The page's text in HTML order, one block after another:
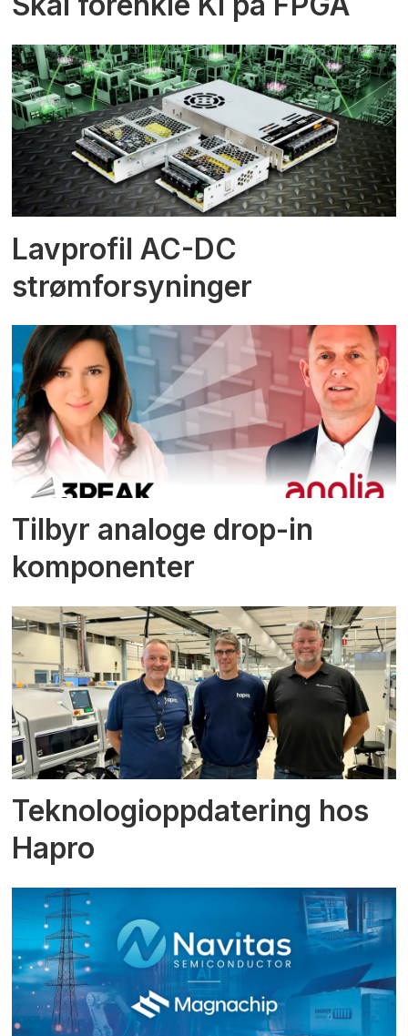
Lavprofil AC-DC
strømforsyninger
Tilbyr analoge drop-in
komponenter
Teknologioppdatering hos
Hapro